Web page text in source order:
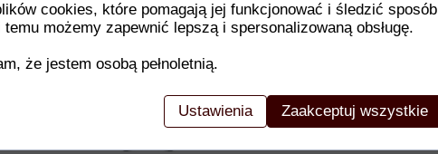
cookies, które pomagają jej funkcjonować i śledzić sposób
możemy zapewnić lepszą i spersonalizowaną obsługę.
że jestem osobą pełnoletnią.
Ustawienia Zaakceptuj wszystkie